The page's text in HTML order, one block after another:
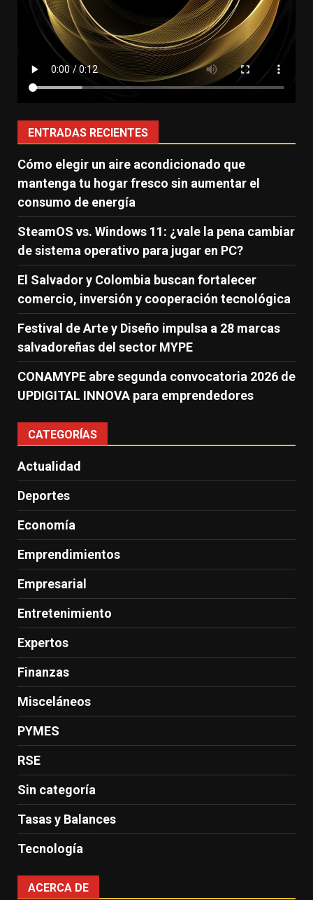
ENTRADAS RECIENTES
Cómo elegir un aire acondicionado que
mantenga tu hogar fresco sin aumentar el
consumo de energía
SteamOS vs. Windows 11: ¿vale la pena cambiar
de sistema operativo para jugar en PC?
El Salvador y Colombia buscan fortalecer
comercio, inversión y cooperación tecnológica
Festival de Arte y Diseño impulsa a 28 marcas
salvadoreñas del sector MYPE
CONAMYPE abre segunda convocatoria 2026 de
UPDIGITAL INNOVA para emprendedores
CATEGORÍAS
Actualidad
Deportes
Economía
Emprendimientos
Empresarial
Entretenimiento
Expertos
Finanzas
Misceláneos
PYMES
RSE
Sin categoría
Tasas y Balances
Tecnología
ACERCA DE